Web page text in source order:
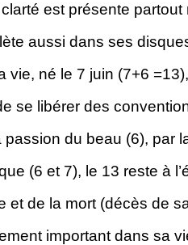
est présente
aussi dans ses
vie, né le 7 juin (7+6
se libérer des
passion du beau (6), par
(6 et 7), le 13 reste à
et de la mort (décès de
important dans sa